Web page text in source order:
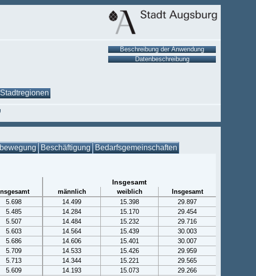
Stadtregionen
Beschäftigung Bedarfsgemeinschaften
Insgesamt
Insgesamt männlich weiblich
Insgesamt
5.698 14.499 15.398
29.897
5.485 14.284 15.170
29.454
5.507 14.484 15.232
29.716
5.603 14.564 15.439
30.003
5.686 14.606 15.401
30.007
5.709 14.533 15.426
29.959
5.713 14.344 15.221
29.565
5.609 14.193 15.073
29.266